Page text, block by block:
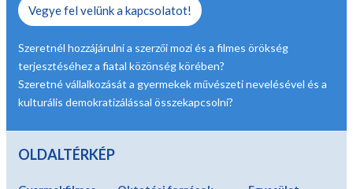
Vegye fel velünk a kapcsolatot!
Szeretnél hozzájárulni a szerzői mozi és a filmes örökség
terjesztéséhez a fiatal közönség körében?
Szeretné vállalkozását a gyermekek művészeti nevelésével és a
kulturális demokratizálással összekapcsolni?
OLDALTÉRKÉP